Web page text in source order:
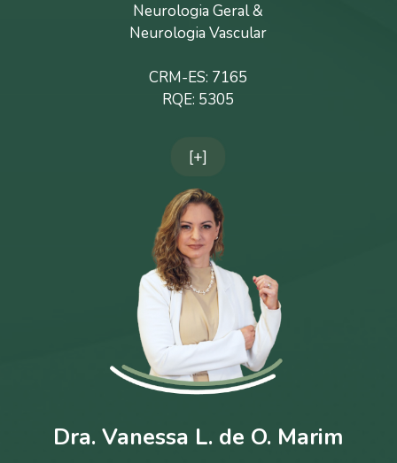
Neurologia Geral &
Neurologia Vascular
CRM-ES: 7165
RQE: 5305
[+]
Dra. Vanessa L. de O. Marim